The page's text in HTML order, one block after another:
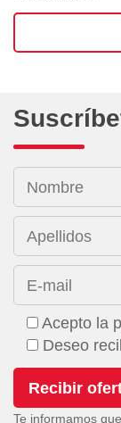
Nombre
Apellidos
E-mail
Acepto la
Deseo
Te informamos